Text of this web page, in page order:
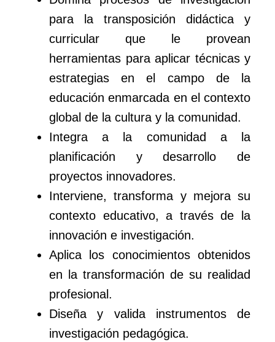
para la transposición didáctica y
curricular que le provean
herramientas para aplicar técnicas y
estrategias en el campo de la
educación enmarcada en el contexto
global de la cultura y la comunidad.
Integra a la comunidad a la
planificación y desarrollo de
proyectos innovadores.
Interviene, transforma y mejora su
contexto educativo, a través de la
innovación e investigación.
Aplica los conocimientos obtenidos
en la transformación de su realidad
profesional.
Diseña y valida instrumentos de
investigación pedagógica.